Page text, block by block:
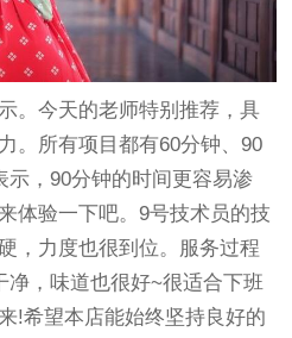
。今天的老师特别推荐，具
。所有项目都有60分钟、90
示，90分钟的时间更容易渗
体验一下吧。9号技术员的技
，力度也很到位。服务过程
净，味道也很好~很适合下班
!希望本店能始终坚持良好的